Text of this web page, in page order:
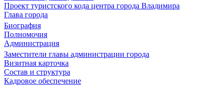
Проект туристского кода центра города Владимира
Глава города
Биография
Полномочия
Администрация
Заместители главы администрации города
Визитная карточка
Состав и структура
Кадровое обеспечение